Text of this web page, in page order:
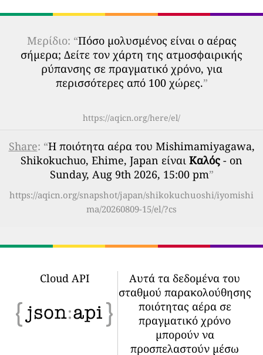
Μερίδιο: “Πόσο μολυσμένος είναι ο αέρας
σήμερα; Δείτε τον χάρτη της ατμοσφαιρικής
ρύπανσης σε πραγματικό χρόνο, για
περισσότερες από 100 χώρες.”
https://aqicn.org/here/el/
Share: “Η ποιότητα αέρα του Mishimamiyagawa,
Shikokuchuo, Ehime, Japan είναι Καλός - on
Sunday, Aug 9th 2026, 15:00 pm”
https://aqicn.org/snapshot/japan/shikokuchuoshi/iyomishi
ma/20260809-15/el/?cs
Cloud API
Αυτά τα δεδομένα του
σταθμού παρακολούθησης
ποιότητας αέρα σε
πραγματικό χρόνο
μπορούν να
προσπελαστούν μέσω